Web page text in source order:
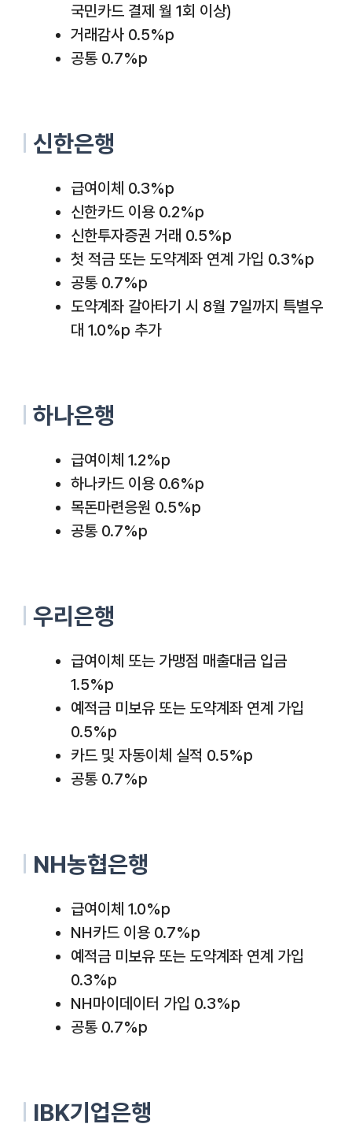
국민카드 결제 월 1회 이상)
거래감사 0.5%p
공통 0.7%p
신한은행
급여이체 0.3%p
신한카드 이용 0.2%p
신한투자증권 거래 0.5%p
첫 적금 또는 도약계좌 연계 가입 0.3%p
공통 0.7%p
도약계좌 갈아타기 시 8월 7일까지 특별우
대 1.0%p 추가
하나은행
급여이체 1.2%p
하나카드 이용 0.6%p
목돈마련응원 0.5%p
공통 0.7%p
우리은행
급여이체 또는 가맹점 매출대금 입금
1.5%p
예적금 미보유 또는 도약계좌 연계 가입
0.5%p
카드 및 자동이체 실적 0.5%p
공통 0.7%p
NH농협은행
급여이체 1.0%p
NH카드 이용 0.7%p
예적금 미보유 또는 도약계좌 연계 가입
0.3%p
NH마이데이터 가입 0.3%p
공통 0.7%p
IBK기업은행